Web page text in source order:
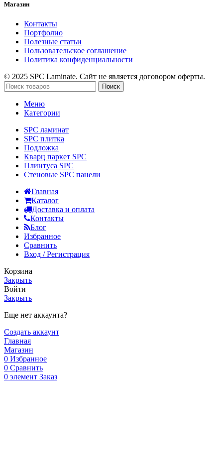
Магазин
Контакты
Портфолио
Полезные статьи
Пользовательское соглашение
Политика конфиденциальности
© 2025 SPC Laminate. Сайт не является договором оферты.
Поиск
Меню
Категории
SPC ламинат
SPC плитка
Подложка
Кварц паркет SPC
Плинтуса SPC
Стеновые SPC панели
Главная
Каталог
Доставка и оплата
Контакты
Блог
Избранное
Сравнить
Вход / Регистрация
Корзина
Закрыть
Войти
Закрыть
Еще нет аккаунта?
Создать аккаунт
Главная
Магазин
0 Избранное
0 Сравнить
0 элемент Заказ